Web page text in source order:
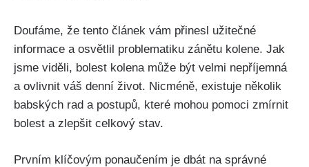
Doufáme,⁢ že tento článek vám přinesl užitečné
informace a osvětlil problematiku zánětu kolene. Jak
jsme viděli, bolest kolena může být velmi nepříjemná
a ovlivnit váš denní život. Nicméně,​ existuje několik
babských rad a postupů, které mohou pomoci zmírnit
bolest⁤ a zlepšit celkový ‌stav.
Prvním⁤ klíčovým​ ponaučením je dbát na správné